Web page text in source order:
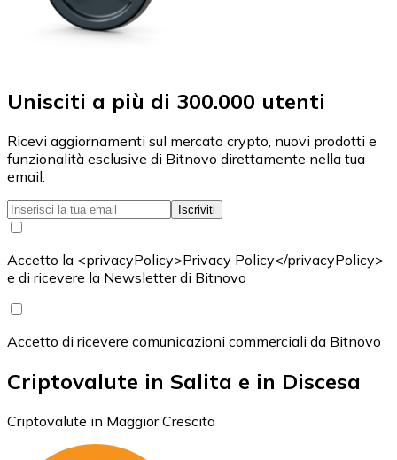
Unisciti a più di 300.000 utenti
Ricevi aggiornamenti sul mercato crypto, nuovi prodotti e
funzionalità esclusive di Bitnovo direttamente nella tua
email.
Iscriviti
Accetto la <privacyPolicy>Privacy Policy</privacyPolicy>
e di ricevere la Newsletter di Bitnovo
Accetto di ricevere comunicazioni commerciali da Bitnovo
Criptovalute in Salita e in Discesa
Criptovalute in Maggior Crescita